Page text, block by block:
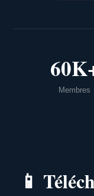
Membres
📱